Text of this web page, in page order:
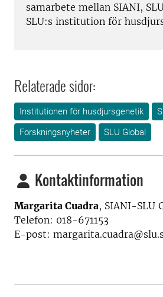
samarbete mellan SIANI,
SLU:s institution för
Relaterade sidor:
Institutionen för husdjursgenetik
Forskningsnyheter
SLU Global
Kontaktinformation
Margarita Cuadra, SIANI-SLU
Telefon: 018-671153
E-post: